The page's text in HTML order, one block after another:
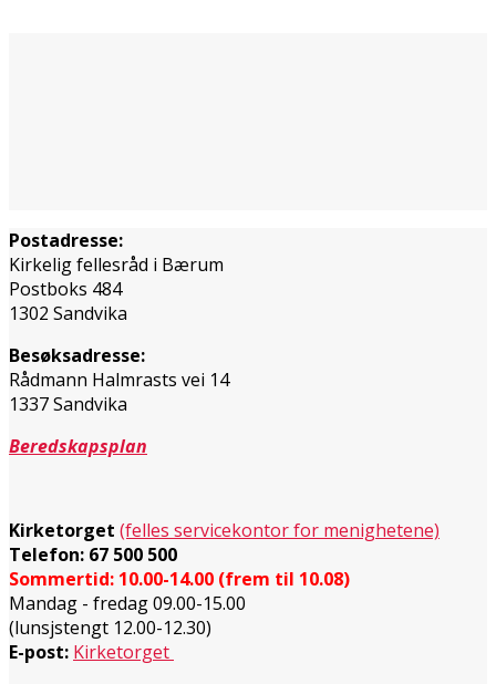
Postadresse:
Kirkelig fellesråd i Bærum
Postboks 484
1302 Sandvika
Besøksadresse:
Rådmann Halmrasts vei 14
1337 Sandvika
Beredskapsplan
Kirketorget (felles servicekontor for menighetene)
Telefon: 67 500 500
Sommertid: 10.00-14.00 (frem til 10.08)
Mandag - fredag 09.00-15.00
(lunsjstengt 12.00-12.30)
E-post: Kirketorget